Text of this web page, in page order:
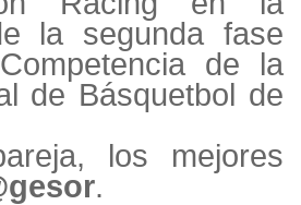
la segunda fase
de la
de Básquetbol de
los mejores
.